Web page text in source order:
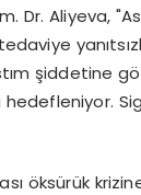
Dr. Aliyeva,
şiddetine
öksürük